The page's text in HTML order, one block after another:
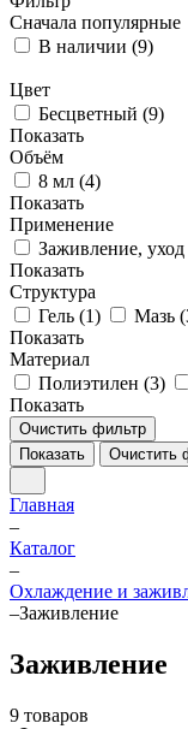
Сначала популярные
В наличии (9)
Цвет
Бесцветный (9)
Показать
Объём
8 мл (4)
Показать
Применение
Заживление, уход
Показать
Структура
Гель (1) Мазь (
Показать
Материал
Полиэтилен (3)
Показать
Очистить фильтр
Показать
Очистить
Главная
–
Каталог
–
Охлаждение и
–Заживление
Заживление
9 товаров